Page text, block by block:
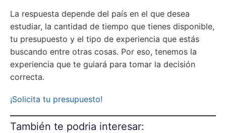
La respuesta depende del país en el que desea
estudiar, la cantidad de tiempo que tienes disponible,
tu presupuesto y el tipo de experiencia que estás
buscando entre otras cosas. Por eso, tenemos la
experiencia que te guiará para tomar la decisión
correcta.
¡Solicita tu presupuesto!
También te podria interesar: